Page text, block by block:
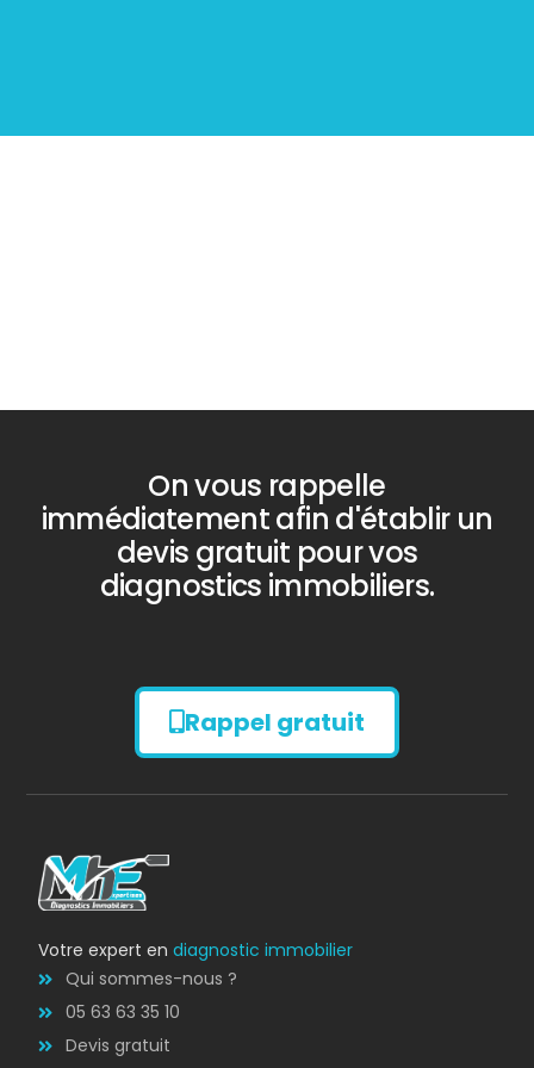
Diagnostic
AMIANTE
On vous rappelle
immédiatement afin d'établir un
devis gratuit pour vos
diagnostics immobiliers.
Rappel gratuit
Votre expert endiagnostic immobilier
Qui sommes-nous ?
05 63 63 35 10
Devis gratuit